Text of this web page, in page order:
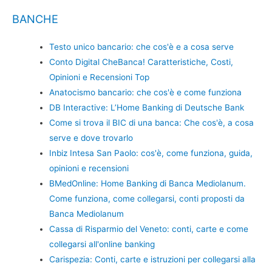
BANCHE
Testo unico bancario: che cos'è e a cosa serve
Conto Digital CheBanca! Caratteristiche, Costi,
Opinioni e Recensioni Top
Anatocismo bancario: che cos'è e come funziona
DB Interactive: L’Home Banking di Deutsche Bank
Come si trova il BIC di una banca: Che cos'è, a cosa
serve e dove trovarlo
Inbiz Intesa San Paolo: cos'è, come funziona, guida,
opinioni e recensioni
BMedOnline: Home Banking di Banca Mediolanum.
Come funziona, come collegarsi, conti proposti da
Banca Mediolanum
Cassa di Risparmio del Veneto: conti, carte e come
collegarsi all'online banking
Carispezia: Conti, carte e istruzioni per collegarsi alla